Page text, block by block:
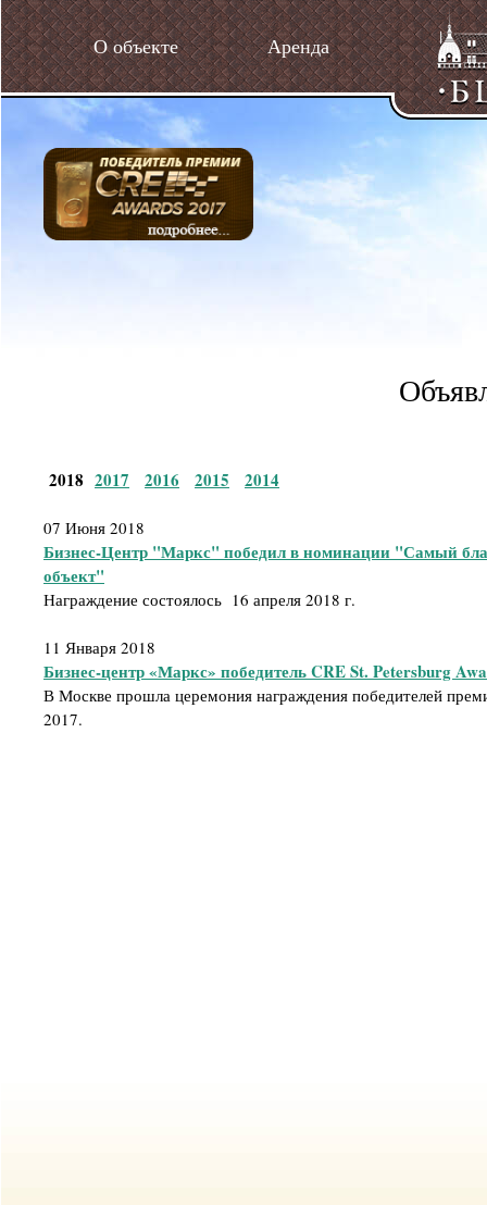
О объекте Аренда
2018 2017 2016 2015 2014
07 Июня 2018
Бизнес-Центр "Маркс" победил в номинации "Самый
объект"
Награждение состоялось 16 апреля 2018 г.
11 Января 2018
Бизнес-центр «Маркс» победитель CRE St. Petersburg
В Москве прошла церемония награждения победителей
2017.